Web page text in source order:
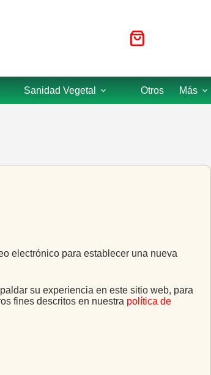
Carro
Sanidad Vegetal Otros Más
electrónico para establecer una nueva
su experiencia en este sitio web, para
fines descritos en nuestra política de